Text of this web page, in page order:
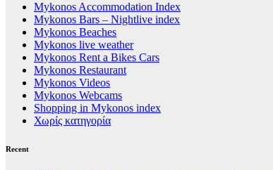
Mykonos Accommodation Index
Mykonos Bars – Nightlive index
Mykonos Beaches
Mykonos live weather
Mykonos Rent a Bikes Cars
Mykonos Restaurant
Mykonos Videos
Mykonos Webcams
Shopping in Mykonos index
Χωρίς κατηγορία
Recent